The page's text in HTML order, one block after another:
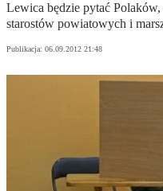
Lewica będzie pytać
starostów powiatowych i
Publikacja: 06.09.2012 21:48